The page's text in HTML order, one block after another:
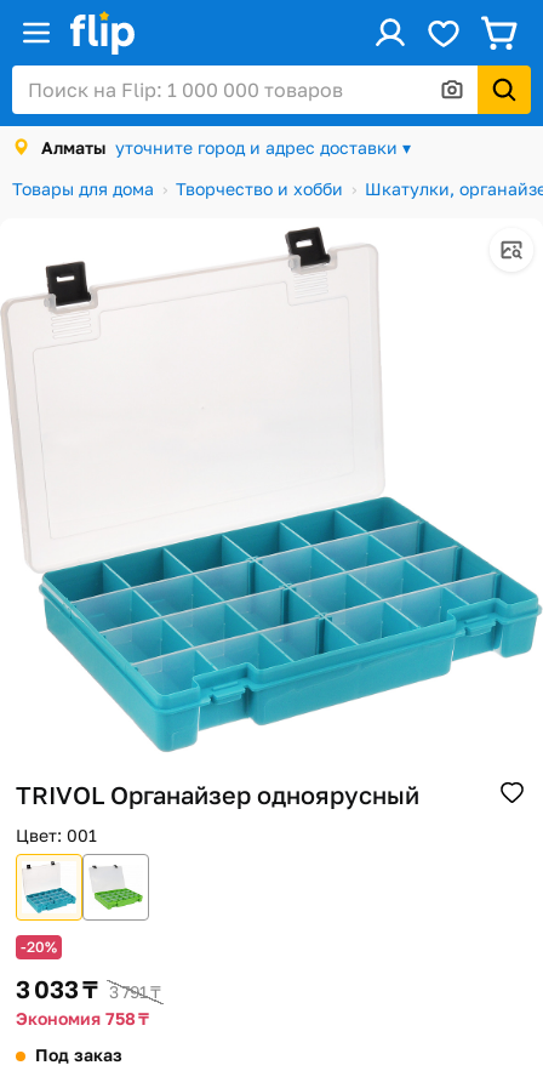
Алматы уточните город и адрес доставки ▾
Товары для дома
Творчество и хобби Шкатулки,
TRIVOL Органайзер одноярусный
Цвет: 001
-20%
3 033 ₸ 3 791 ₸
Экономия 758 ₸
Под заказ
Войти / Регистрация
Каталог
Скидки и акции
Заказы
Посылки
Помощь
Способы доставки
Способы оплаты